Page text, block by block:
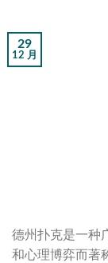
29
12 月
德州扑克是一种
和心理博弈而著